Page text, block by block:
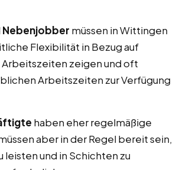
Nebenjobber müssen in Wittingen
Flexibilität in Bezug auf
zeigen und oft
Arbeitszeiten zur Verfügung
haben eher regelmäßige
aber in der Regel bereit sein,
leisten und in Schichten zu